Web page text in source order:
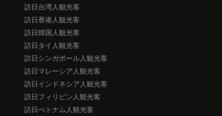
訪日台湾人観光客
訪日香港人観光客
訪日韓国人観光客
訪日タイ人観光客
訪日シンガポール人観光客
訪日マレーシア人観光客
訪日インドネシア人観光客
訪日フィリピン人観光客
訪日べトナム人観光客